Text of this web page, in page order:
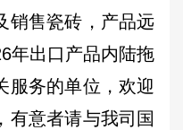
销售瓷砖，产品远
年出口产品内陆拖
服务的单位，欢迎
有意者请与我司国